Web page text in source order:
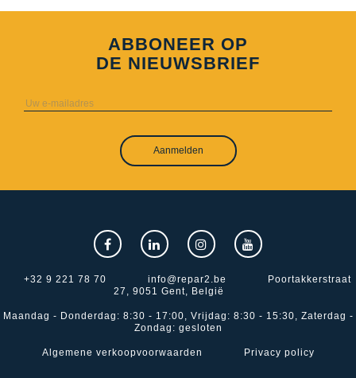
ABBONEER OP
DE NIEUWSBRIEF
Aanmelden
+32 9 221 78 70 info@repar2.be
Poortakkerstraat
27, 9051 Gent, België
Maandag - Donderdag: 8:30 - 17:00, Vrijdag: 8:30 - 15:30, Zaterdag -
Zondag: gesloten
Algemene verkoopvoorwaarden Privacy policy